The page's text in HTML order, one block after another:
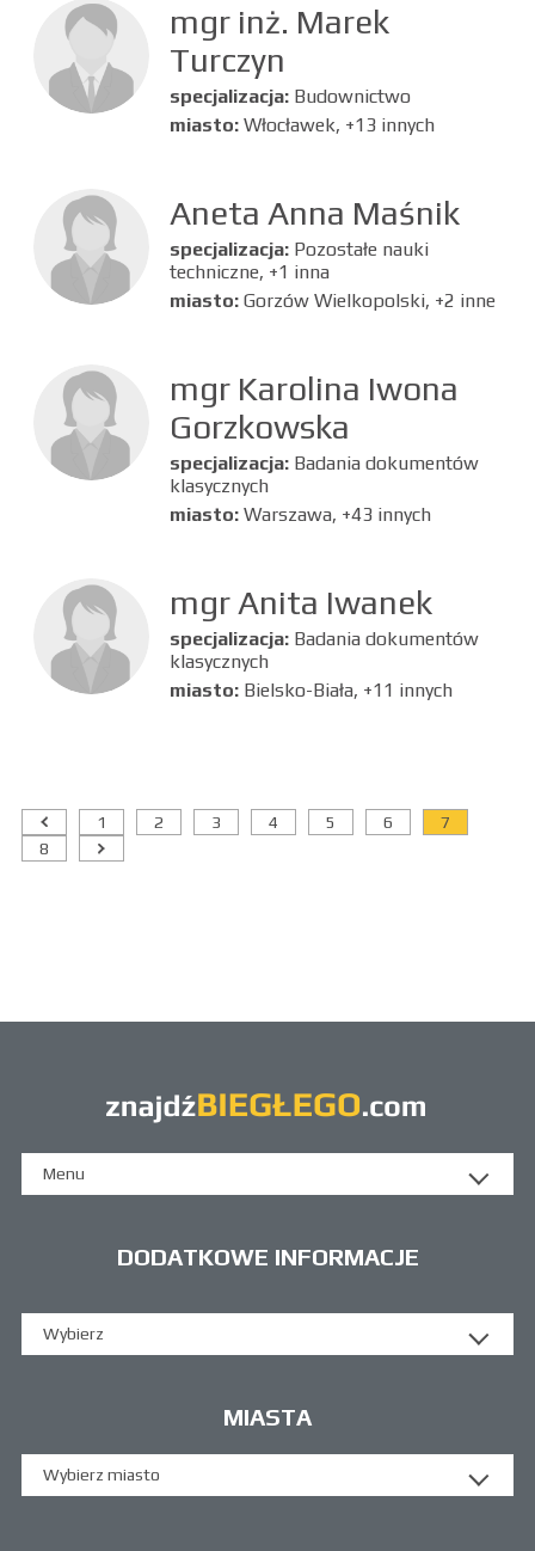
mgr inż. Marek
Turczyn
specjalizacja: Budownictwo
miasto: Włocławek, +13 innych
Aneta Anna Maśnik
specjalizacja: Pozostałe nauki
techniczne, +1 inna
miasto: Gorzów Wielkopolski, +2 inne
mgr Karolina Iwona
Gorzkowska
specjalizacja: Badania dokumentów
klasycznych
miasto: Warszawa, +43 innych
mgr Anita Iwanek
specjalizacja: Badania dokumentów
klasycznych
miasto: Bielsko-Biała, +11 innych
1 2 3 4 5 6
7
8
Menu
DODATKOWE INFORMACJE
Wybierz
MIASTA
Wybierz miasto